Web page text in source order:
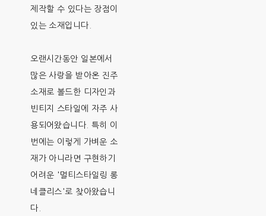
제작할 수 있다는 장점이
있는 소재입니다.
오랜시간동안 일본에서
많은 사랑을 받아온 진주
소재로 볼드한 디자인과
빈티지 스타일에 자주 사
용되어왔습니다. 특히 이
번에는 이렇게 가벼운 소
재가 아니라면 구현하기
어려운 '멀티스타일링 롱
네클리스'로 찾아왔습니
다.